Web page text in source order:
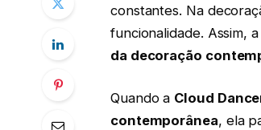
constantes. Na
funcionalidade. Assim, a
da decoração
Quando a Cloud
contemporânea, ela